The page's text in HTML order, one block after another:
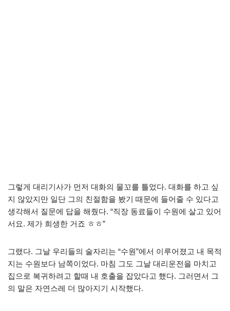
그렇게 대리기사가 먼저 대화의 물꼬를 틀었다. 대화를 하고 싶
지 않았지만 일단 그의 친절함을 봤기 때문에 들어줄 수 있다고
생각해서 질문에 답을 해줬다. “직장 동료들이 수원에 살고 있어
서요. 제가 희생한 거죠 ㅎㅎ”
그랬다. 그날 우리들의 술자리는 “수원”에서 이루어졌고 내 목적
지는 수원보다 남쪽이었다. 마침 그도 그날 대리운전을 마치고
집으로 복귀하려고 할때 내 호출을 잡았다고 했다. 그러면서 그
의 말은 자연스레 더 많아지기 시작했다.